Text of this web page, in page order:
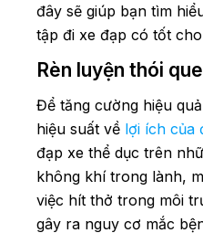
đây sẽ giúp bạn tìm
tập đi xe đạp có tốt
Rèn luyện thói
Để tăng cường hiệu
hiệu suất về lợi ích của
đạp xe thể dục trên
không khí trong lành,
việc hít thở trong môi
gây ra nguy cơ mắc